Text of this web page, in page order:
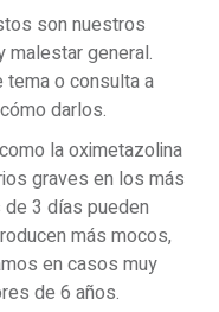
son nuestros
malestar general.
o consulta a
darlos.
la oximetazolina
graves en los más
3 días pueden
más mocos,
en casos muy
de 6 años.